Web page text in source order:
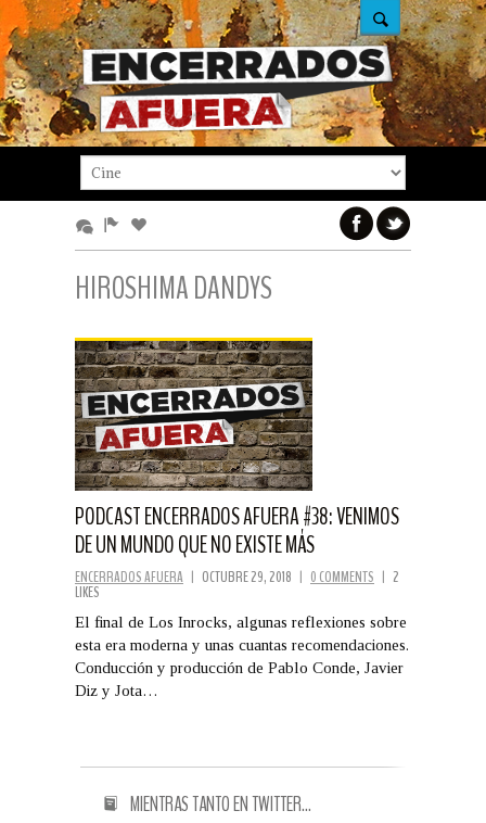
HIROSHIMA DANDYS
PODCAST ENCERRADOS AFUERA #38: VENIMOS
DE UN MUNDO QUE NO EXISTE MÁS
ENCERRADOS AFUERA | OCTUBRE 29, 2018 | 0 COMMENTS | 2
LIKES
El final de Los Inrocks, algunas reflexiones sobre
esta era moderna y unas cuantas recomendaciones.
Conducción y producción de Pablo Conde, Javier
Diz y Jota…
MIENTRAS TANTO EN TWITTER…